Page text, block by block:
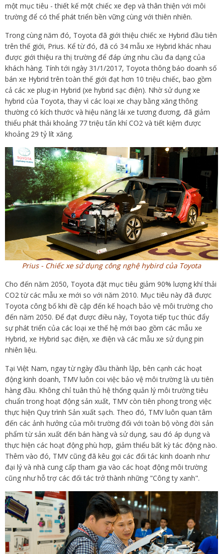
một mục tiêu - thiết kế một chiếc xe đẹp và thân thiện với môi
trường để có thể phát triển bền vững cùng với thiên nhiên.
Trong cùng năm đó, Toyota đã giới thiệu chiếc xe Hybrid đầu tiên
trên thế giới, Prius. Kể từ đó, đã có 34 mẫu xe Hybrid khác nhau
được giới thiệu ra thị trường để đáp ứng nhu cầu đa dạng của
khách hàng. Tính tới ngày 31/1/2017, Toyota thông báo doanh số
bán xe Hybrid trên toàn thế giới đạt hơn 10 triệu chiếc, bao gồm
cả các xe plug-in Hybrid (xe hybrid sạc điện). Nhờ sử dụng xe
hybrid của Toyota, thay vì các loại xe chạy bằng xăng thông
thường có kích thước và hiệu năng lái xe tương đương, đã giảm
thiểu phát thải khoảng 77 triệu tấn khí CO2 và tiết kiệm được
khoảng 29 tỷ lít xăng.
Prius - Chiếc xe sử dụng công nghệ hybird của Toyota
Cho đến năm 2050, Toyota đặt mục tiêu giảm 90% lượng khí thải
CO2 từ các mẫu xe mới so với năm 2010. Mục tiêu này đã được
Toyota công bố khi đề cập đến kế hoạch bảo vệ môi trường cho
đến năm 2050. Để đạt được điều này, Toyota tiếp tục thúc đẩy
sự phát triển của các loại xe thế hệ mới bao gồm các mẫu xe
Hybrid, xe Hybrid sạc điện, xe điện và các mẫu xe sử dụng pin
nhiên liệu.
Tại Việt Nam, ngay từ ngày đầu thành lập, bên cạnh các hoạt
động kinh doanh, TMV luôn coi việc bảo vệ môi trường là ưu tiên
hàng đầu. Không chỉ tuân thủ hệ thống quản lý môi trường tiêu
chuẩn trong hoạt động sản xuất, TMV còn tiên phong trong việc
thực hiện Quy trình Sản xuất sạch. Theo đó, TMV luôn quan tâm
đến các ảnh hưởng của môi trường đối với toàn bộ vòng đời sản
phẩm từ sản xuất đến bán hàng và sử dụng, sau đó áp dụng và
thực hiện các hoạt động phù hợp, giảm thiểu bất kỳ tác động nào.
Thêm vào đó, TMV cũng đã kêu gọi các đối tác kinh doanh như
đại lý và nhà cung cấp tham gia vào các hoạt động môi trường
cũng như hỗ trợ các đối tác trở thành những "Công ty xanh".